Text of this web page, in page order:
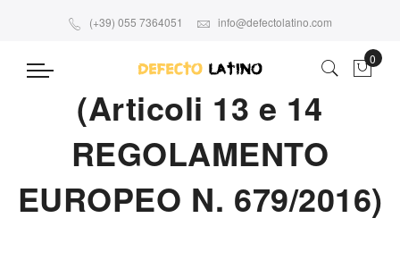
(+39) 055 7364051 info@defectolatino.com
Informativa sulla privacy
(Articoli 13 e 14
REGOLAMENTO
EUROPEO N. 679/2016)